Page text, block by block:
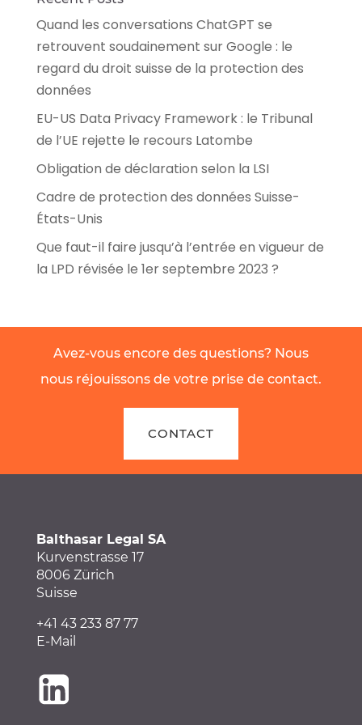
Quand les conversations ChatGPT se
retrouvent soudainement sur Google : le
regard du droit suisse de la protection des
données
EU-US Data Privacy Framework : le Tribunal
de l’UE rejette le recours Latombe
Obligation de déclaration selon la LSI
Cadre de protection des données Suisse-
États-Unis
Que faut-il faire jusqu’à l’entrée en vigueur de
la LPD révisée le 1er septembre 2023 ?
Avez-vous encore des questions? Nous
nous réjouissons de votre prise de contact.
CONTACT
Balthasar Legal SA
Kurvenstrasse 17
8006 Zürich
Suisse
+41 43 233 87 77
E-Mail